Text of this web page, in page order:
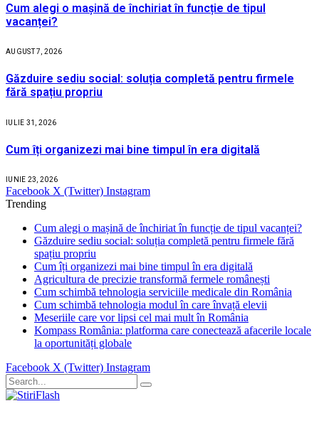
Cum alegi o mașină de închiriat în funcție de tipul
vacanței?
AUGUST 7, 2026
Găzduire sediu social: soluția completă pentru firmele
fără spațiu propriu
IULIE 31, 2026
Cum îți organizezi mai bine timpul în era digitală
IUNIE 23, 2026
Facebook X (Twitter) Instagram
Trending
Cum alegi o mașină de închiriat în funcție de tipul vacanței?
Găzduire sediu social: soluția completă pentru firmele fără
spațiu propriu
Cum îți organizezi mai bine timpul în era digitală
Agricultura de precizie transformă fermele românești
Cum schimbă tehnologia serviciile medicale din România
Cum schimbă tehnologia modul în care învață elevii
Meseriile care vor lipsi cel mai mult în România
Kompass România: platforma care conectează afacerile locale
la oportunități globale
Facebook X (Twitter) Instagram